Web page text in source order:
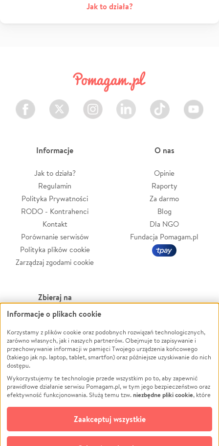
Jak to działa?
Facebook Twitter Instagram LinkedIn TikTok Youtube
Informacje
Jak to działa?
Regulamin
Polityka Prywatności
RODO - Kontrahenci
Kontakt
Porównanie serwisów
Polityka plików cookie
Zarządzaj zgodami cookie
O nas
Opinie
Raporty
Za darmo
Blog
Dla NGO
Fundacja Pomagam.pl
Zbieraj na
Leczenie
Zwierzęta
Pożar
Ukraina
Pomoc Finansowa
Projekty
Pogrzeb
Społeczność lokalna
Kultura
Powódź
Wichura
NGO
Edukacja
Podróż
Impreza
Ochrona środowiska
Biznes
Informacje o plikach cookie
Korzystamy z plików cookie oraz podobnych rozwiązań technologicznych,
zarówno własnych, jak i naszych partnerów. Obejmuje to zapisywanie i
przechowywanie informacji w pamięci Twojego urządzenia końcowego
(takiego jak np. laptop, tablet, smartfon) oraz późniejsze uzyskiwanie do nich
dostępu.
Wykorzystujemy te technologie przede wszystkim po to, aby zapewnić
prawidłowe działanie serwisu Pomagam.pl, w tym jego bezpieczeństwo oraz
efektywność funkcjonowania. Służą temu tzw.niezbędne pliki cookie, które
opcjonalnych plików cookie
technologii do celów analitycznych i retargetingowych. Możesz wyrazić
zgodę na ich stosowanie lub jej odmówić. W dowolnym momencie masz
możliwość zmiany swoich preferencji na stronie „Zarządzaj zgodami cookie”,
Zaakceptuj wszystkie